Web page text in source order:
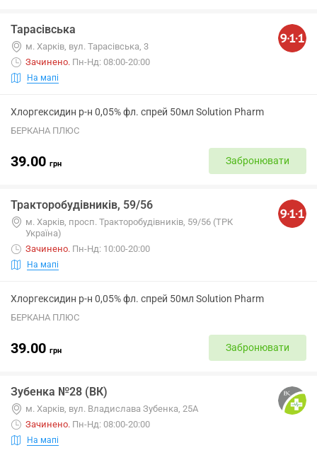
Тарасівська
м. Харків, вул. Тарасівська, 3
Зачинено. Пн-Нд: 08:00-20:00
На мапі
Хлоргексидин р-н 0,05% фл. спрей 50мл Solution Pharm
БЕРКАНА ПЛЮС
39.00 грн Забронювати
Тракторобудівників, 59/56
м. Харків, просп. Тракторобудівників, 59/56 (ТРК
Україна)
Зачинено. Пн-Нд: 10:00-20:00
На мапі
Хлоргексидин р-н 0,05% фл. спрей 50мл Solution Pharm
БЕРКАНА ПЛЮС
39.00 грн Забронювати
Зубенка №28 (ВК)
м. Харків, вул. Владислава Зубенка, 25А
Зачинено. Пн-Нд: 08:00-20:00
На мапі